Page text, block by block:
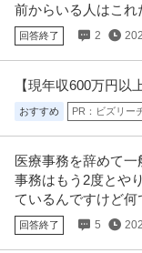
前からいる人はこ
回答終了 2
【現年収600万円以
おすすめ PR：ビズリー
医療事務を辞めて
事務はもう2度とや
ているんですけど
回答終了 5